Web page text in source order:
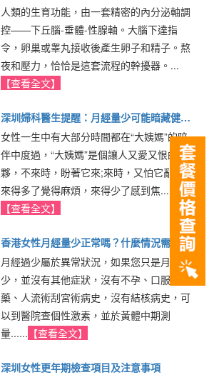
過大係關鍵原因
人類的生育功能，由一套精密的內分泌軸調
控——下丘腦-垂體-性腺軸。大腦下達指
令，卵巢或睾丸接收後產生卵子和精子。熬
夜和壓力，恰恰是這套流程的幹擾器。...
【查看全文】
深圳婦科醫生提醒：月經量少可能暗藏健康
問題
女性一生中有大部分時間都在“大姨媽”的陪
伴中度過，“大姨媽”是個讓人又愛又恨的家
夥，不來時，盼著它來;來時，又怕它亂來;
來得多了覺得麻煩，來得少了感到焦......
【查看全文】
香港女性月經量少正常嗎？什麼情況需要看
醫生與檢查一次講清
月經過少屬於異常狀況，如果您只是月經過
少，並沒有其他症狀，沒有不孕、口服避孕
藥、人流術刮宮術病史，沒有結核病史，可
以到醫院查個性激素，並於黃體中期測
量...... 【查看全文】
深圳女性更年期檢查項目及注意事項